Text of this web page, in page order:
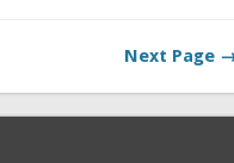
Next Page